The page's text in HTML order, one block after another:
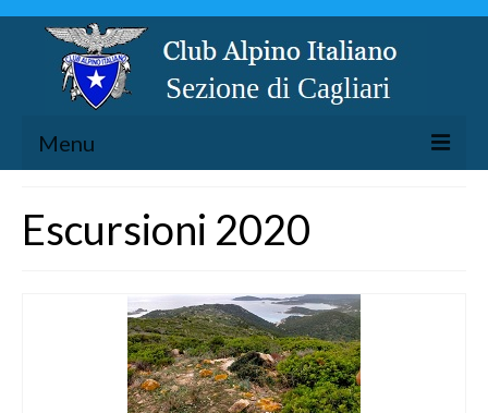
Menu
ESCURSIONISMO
CICLOESCURSIONISMO
Escursioni 2020